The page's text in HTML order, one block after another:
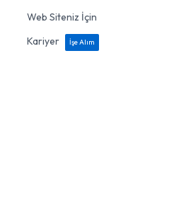
Web Siteniz İçin
Kariyer
İşe Alım